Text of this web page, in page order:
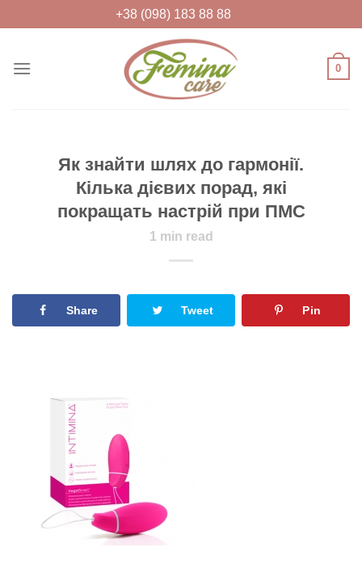
to
+38 (098) 183 88 88
0
Як знайти шлях до гармонії.
Кілька дієвих порад, які
покращать настрій при ПМС
1 min read
Share Tweet Pin